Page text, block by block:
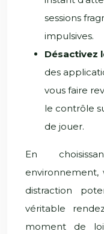
sessions
impulsives.
Désactivez
des
vous faire
le contrôle
de jouer.
En
environnement,
distraction
véritable
moment de